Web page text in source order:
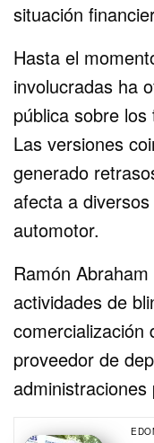
situación
Hasta el
involucradas ha
pública sobre
Las versiones
generado
afecta a
automotor.
Ramón
actividades de
comercialización
proveedor de
administraciones